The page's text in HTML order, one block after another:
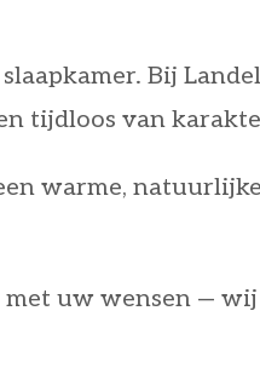
Bij
tijdloos van
warme, natuurlijke
uw wensen —